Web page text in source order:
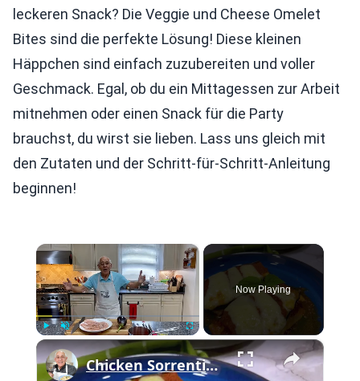
leckeren Snack? Die Veggie und Cheese Omelet
Bites sind die perfekte Lösung! Diese kleinen
Häppchen sind einfach zuzubereiten und voller
Geschmack. Egal, ob du ein Mittagessen zur Arbeit
mitnehmen oder einen Snack für die Party
brauchst, du wirst sie lieben. Lass uns gleich mit
den Zutaten und der Schritt-für-Schritt-Anleitung
beginnen!
×
Play Fullscreen
Now Playing
×
Chicken Sorrentino Recipe by Pasquale Sciarappa